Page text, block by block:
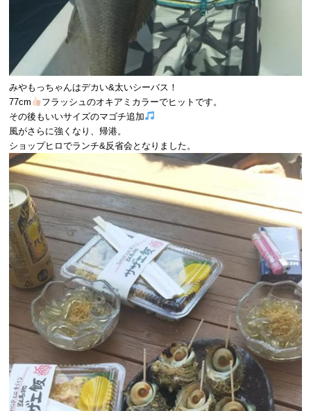
みやもっちゃんはデカい&太いシーバス！
77cm
フラッシュのオキアミカラーでヒットです。
その後もいいサイズのマゴチ追加
風がさらに強くなり、帰港。
ショップヒロでランチ&反省会となりました。